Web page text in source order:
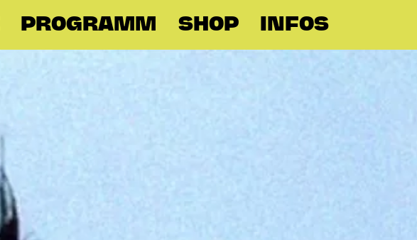
PROGRAMM SHOP INFOS